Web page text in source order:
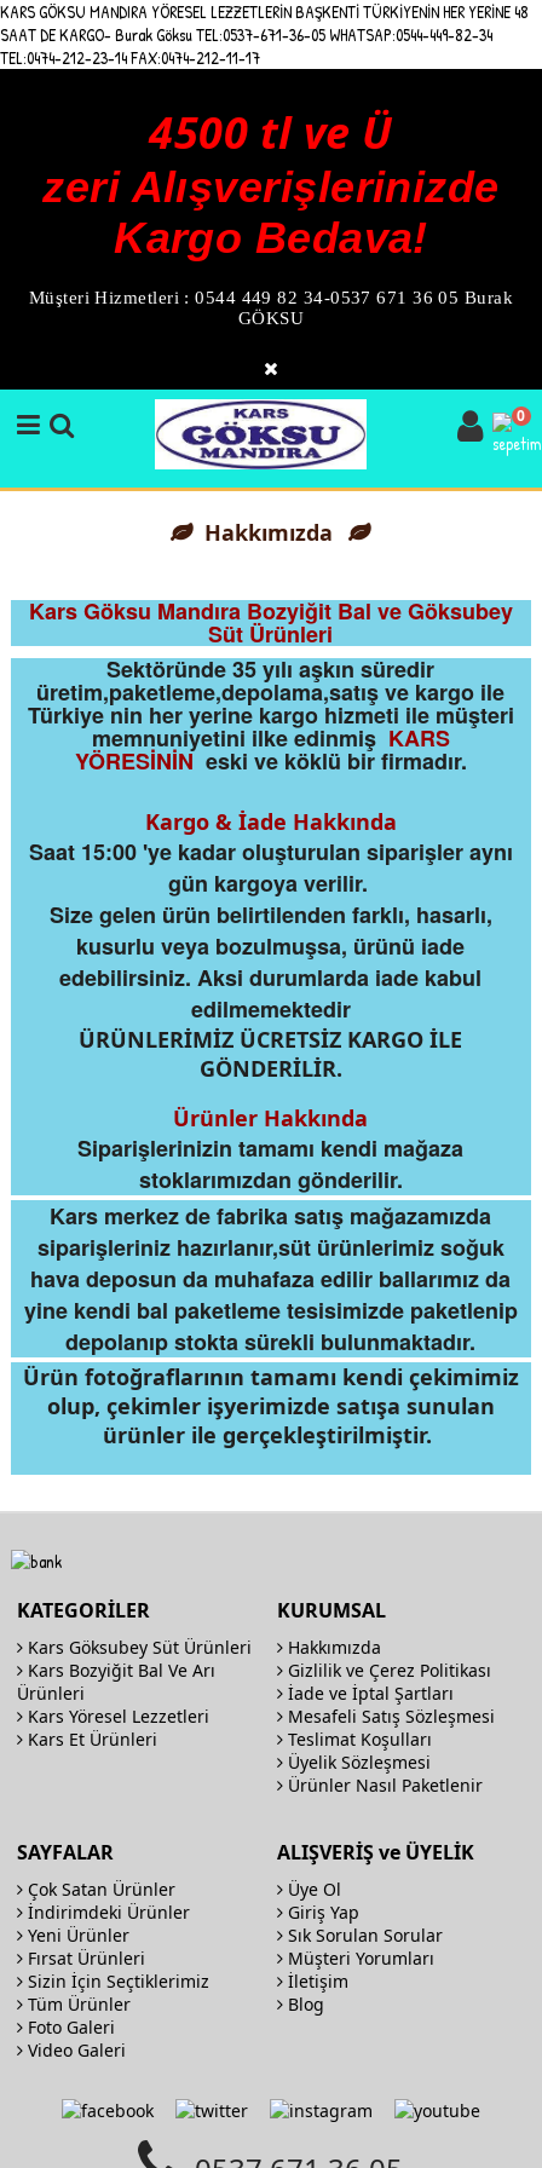
KARS GÖKSU MANDIRA YÖRESEL LEZZETLERİN BAŞKENTİ TÜRKİYENİN HER YERİNE 48
SAAT DE KARGO- Burak Göksu TEL:0537-671-36-05 WHATSAP:0544-449-82-34
TEL:0474-212-23-14 FAX:0474-212-11-17
4500 tl ve Ü
zeri Alışverişlerinizde
Kargo Bedava!
Müşteri Hizmetleri : 0544 449 82 34-0537 671 36 05 Burak
GÖKSU
0
Hakkımızda
Kars Göksu Mandıra Bozyiğit Bal ve Göksubey
Süt Ürünleri
Sektöründe 35 yılı aşkın süredir
üretim,paketleme,depolama,satış ve kargo ile
Türkiye nin her yerine kargo hizmeti ile müşteri
memnuniyetini ilke edinmiş KARS
YÖRESİNİN eski ve köklü bir firmadır.
Kargo & İade Hakkında
Saat 15:00 'ye kadar oluşturulan siparişler aynı
gün kargoya verilir.
Size gelen ürün belirtilenden farklı, hasarlı,
kusurlu veya bozulmuşsa, ürünü iade
edebilirsiniz. Aksi durumlarda iade kabul
edilmemektedir
ÜRÜNLERİMİZ ÜCRETSİZ KARGO İLE
GÖNDERİLİR.
Ürünler Hakkında
Siparişlerinizin tamamı kendi mağaza
stoklarımızdan gönderilir.
Kars merkez de fabrika satış mağazamızda
siparişleriniz hazırlanır,süt ürünlerimiz soğuk
hava deposun da muhafaza edilir ballarımız da
yine kendi bal paketleme tesisimizde paketlenip
depolanıp stokta sürekli bulunmaktadır.
Ürün fotoğraflarının tamamı kendi çekimimiz
olup, çekimler işyerimizde satışa sunulan
ürünler ile gerçekleştirilmiştir.
KATEGORİLER
Kars Göksubey Süt Ürünleri
Kars Bozyiğit Bal Ve Arı
Ürünleri
Kars Yöresel Lezzetleri
Kars Et Ürünleri
KURUMSAL
Hakkımızda
Gizlilik ve Çerez Politikası
İade ve İptal Şartları
Mesafeli Satış Sözleşmesi
Teslimat Koşulları
Üyelik Sözleşmesi
Ürünler Nasıl Paketlenir
SAYFALAR
Çok Satan Ürünler
İndirimdeki Ürünler
Yeni Ürünler
Fırsat Ürünleri
Sizin İçin Seçtiklerimiz
Tüm Ürünler
Foto Galeri
Video Galeri
ALIŞVERİŞ ve ÜYELİK
Üye Ol
Giriş Yap
Sık Sorulan Sorular
Müşteri Yorumları
İletişim
Blog